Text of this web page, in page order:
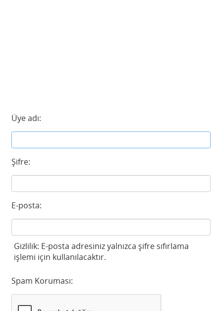
Üye adı:
Şifre:
E-posta:
Gizlilik: E-posta adresiniz yalnızca şifre sıfırlama
işlemi için kullanılacaktır.
Spam Koruması: